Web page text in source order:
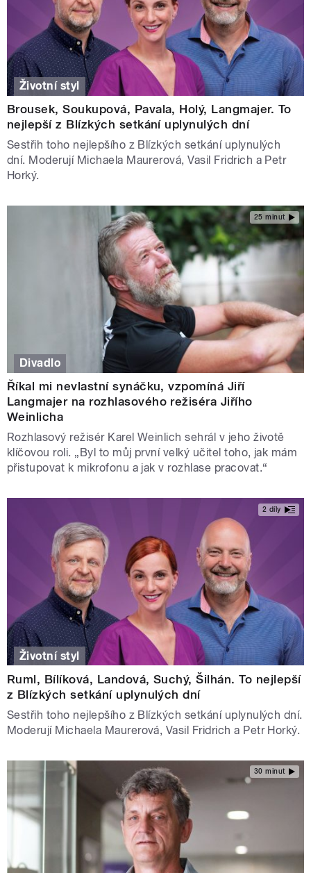
Životní styl
Brousek, Soukupová, Pavala, Holý, Langmajer. To
nejlepší z Blízkých setkání uplynulých dní
Sestřih toho nejlepšího z Blízkých setkání uplynulých
dní. Moderují Michaela Maurerová, Vasil Fridrich a Petr
Horký.
25 minut
Divadlo
Říkal mi nevlastní synáčku, vzpomíná Jiří
Langmajer na rozhlasového režiséra Jiřího
Weinlicha
Rozhlasový režisér Karel Weinlich sehrál v jeho životě
klíčovou roli. „Byl to můj první velký učitel toho, jak mám
přistupovat k mikrofonu a jak v rozhlase pracovat.“
2 díly
Životní styl
Ruml, Bílíková, Landová, Suchý, Šilhán. To nejlepší
z Blízkých setkání uplynulých dní
Sestřih toho nejlepšího z Blízkých setkání uplynulých dní.
Moderují Michaela Maurerová, Vasil Fridrich a Petr Horký.
30 minut